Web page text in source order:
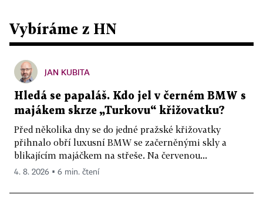
Vybíráme z HN
JAN KUBITA
Hledá se papaláš. Kdo jel v černém BMW s
majákem skrze „Turkovu“ křižovatku?
Před několika dny se do jedné pražské křižovatky
přihnalo obří luxusní BMW se začerněnými skly a
blikajícím majáčkem na střeše. Na červenou...
4. 8. 2026 ▪ 6 min. čtení